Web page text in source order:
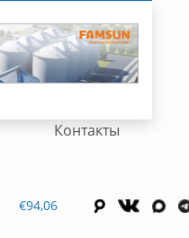
Контакты
€94,06